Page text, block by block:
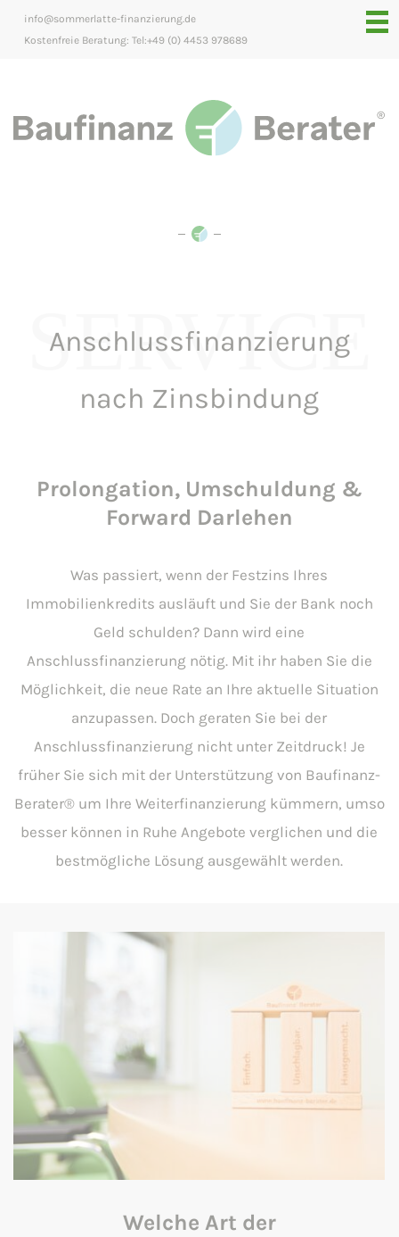
info@sommerlatte-finanzierung.de
Kostenfreie Beratung: Tel:+49 (0) 4453 978689
Anschlussfinanzierung
nach Zinsbindung
SERVICE
Prolongation, Umschuldung &
Forward Darlehen
Was passiert, wenn der Festzins Ihres
Immobilienkredits ausläuft und Sie der Bank noch
Geld schulden? Dann wird eine
Anschlussfinanzierung nötig. Mit ihr haben Sie die
Möglichkeit, die neue Rate an Ihre aktuelle Situation
anzupassen. Doch geraten Sie bei der
Anschlussfinanzierung nicht unter Zeitdruck! Je
früher Sie sich mit der Unterstützung von Baufinanz-
Berater® um Ihre Weiterfinanzierung kümmern, umso
besser können in Ruhe Angebote verglichen und die
bestmögliche Lösung ausgewählt werden.
Welche Art der